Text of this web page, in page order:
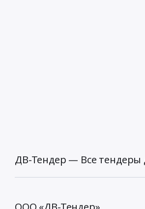
ДВ-Тендер — Все тендеры